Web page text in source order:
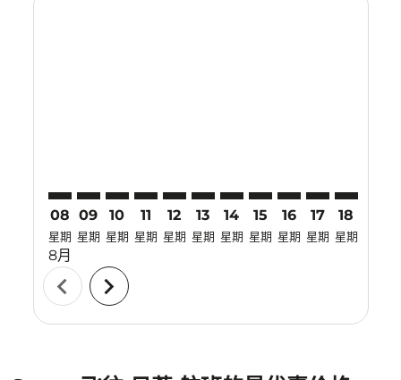
08
星期
8月
09
星期
10
星期
11
星期
12
星期
13
星期
14
星期
15
星期
16
星期
17
星期
18
星期
chevron_left chevron_right